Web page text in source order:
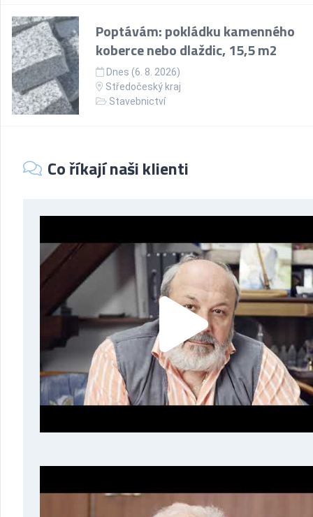
Poptávám: pokládku kamenného
koberce nebo dlaždic, 15,5 m2
Dnes (6. 8. 2026)
Středočeský kraj
Stavebnictví
Co říkají naši klienti